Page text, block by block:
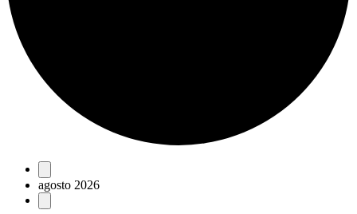
Eventos
agosto 2026